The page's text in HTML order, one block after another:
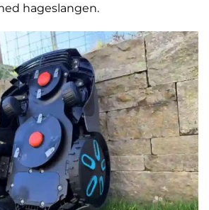
hageslangen.